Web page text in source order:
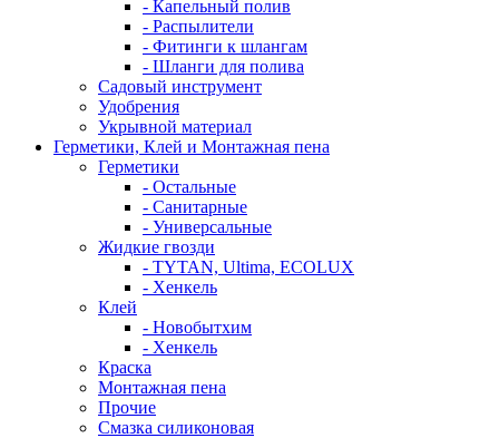
- Капельный полив
- Распылители
- Фитинги к шлангам
- Шланги для полива
Садовый инструмент
Удобрения
Укрывной материал
Герметики, Клей и Монтажная пена
Герметики
- Остальные
- Санитарные
- Универсальные
Жидкие гвозди
- TYTAN, Ultima, ECOLUX
- Хенкель
Клей
- Новобытхим
- Хенкель
Краска
Монтажная пена
Прочие
Смазка силиконовая